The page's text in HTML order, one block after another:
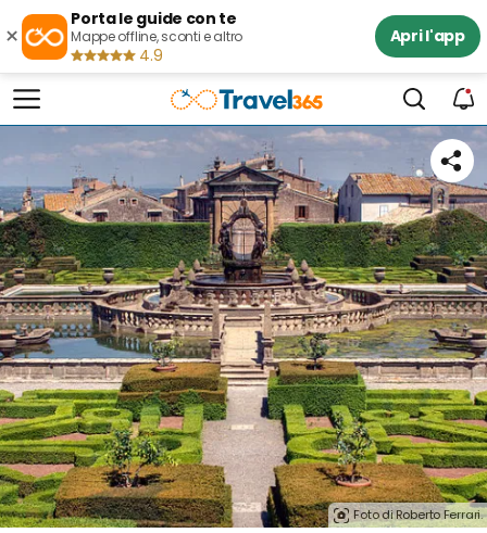
×
Porta le guide con te
Mappe offline, sconti e altro
4.9
Apri l'app
Foto di Roberto Ferrari.